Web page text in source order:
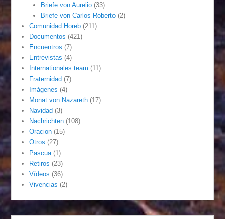
Briefe von Aurelio(33)
Briefe von Carlos Roberto(2)
Comunidad Horeb (211)
Documentos (421)
Encuentros (7)
Entrevistas (4)
Internationales team (11)
Fraternidad (7)
Imágenes (4)
Monat von Nazareth (17)
Navidad (3)
Nachrichten (108)
Oracion (15)
Otros (27)
Pascua (1)
Retiros (23)
Vídeos (36)
Vivencias (2)